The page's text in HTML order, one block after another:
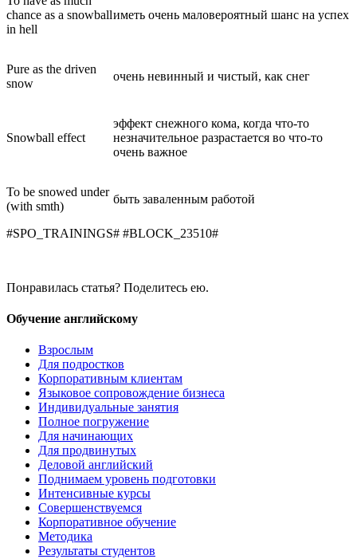
chance as a snowball
in hell
иметь очень маловероятный шанс на успех
Pure as the driven
snow
очень невинный и чистый, как снег
Snowball effect
эффект снежного кома, когда что-то
незначительное разрастается во что-то
очень важное
To be snowed under
(with smth)
быть заваленным работой
#SPO_TRAININGS# #BLOCK_23510#
Понравилась статья? Поделитесь ею.
Обучение английскому
Взрослым
Для подростков
Корпоративным клиентам
Языковое сопровождение бизнеса
Индивидуальные занятия
Полное погружение
Для начинающих
Для продвинутых
Деловой английский
Поднимаем уровень подготовки
Интенсивные курсы
Совершенствуемся
Корпоративное обучение
Методика
Результаты студентов